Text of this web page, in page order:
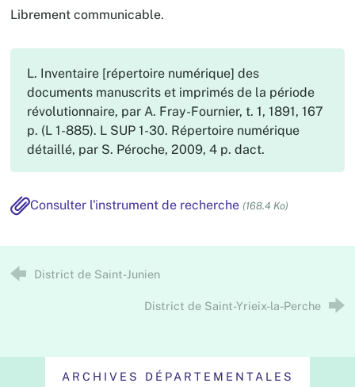
Librement communicable.
L. Inventaire [répertoire numérique] des
documents manuscrits et imprimés de la période
révolutionnaire, par A. Fray-Fournier, t. 1, 1891, 167
p. (L 1-885). L SUP 1-30. Répertoire numérique
détaillé, par S. Péroche, 2009, 4 p. dact.
Consulter l'instrument de recherche (168.4 Ko)
District de Saint-Junien
District de Saint-Yrieix-la-Perche
ARCHIVES DÉPARTEMENTALES